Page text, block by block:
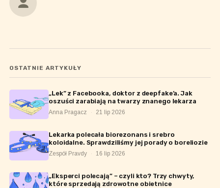
OSTATNIE ARTYKUŁY
„Lek” z Facebooka, doktor z deepfake’a. Jak
oszuści zarabiają na twarzy znanego lekarza
Anna Pragacz · 21 lip 2026
Lekarka polecała biorezonans i srebro
koloidalne. Sprawdziliśmy jej porady o boreliozie
Zespół Pravdy · 16 lip 2026
„Eksperci polecają” – czyli kto? Trzy chwyty,
które sprzedają zdrowotne obietnice